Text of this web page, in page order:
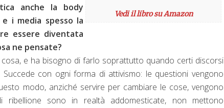
Vedi il libro su Amazon
anche la body
i media spesso la
essere diventata
ne pensate?
e ha bisogno di farlo soprattutto quando certi discorsi
con ogni forma di attivismo: le questioni vengono
modo, anziché servire per cambiare le cose, vengono
ribellione sono in realtà addomesticate, non mettono